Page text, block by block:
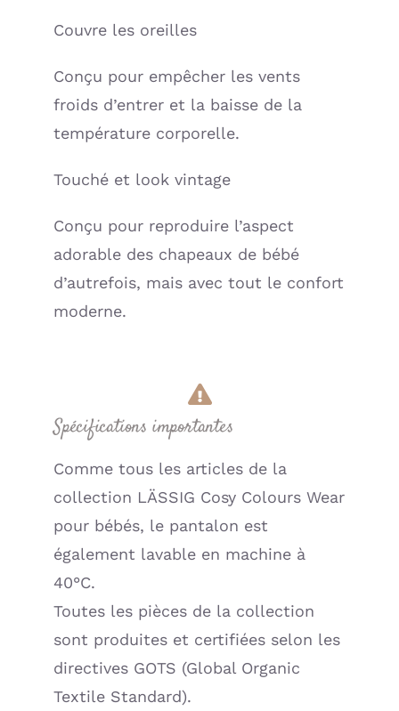
Couvre les oreilles
Conçu pour empêcher les vents
froids d’entrer et la baisse de la
température corporelle.
Touché et look vintage
Conçu pour reproduire l’aspect
adorable des chapeaux de bébé
d’autrefois, mais avec tout le confort
moderne.
Spécifications importantes
Comme tous les articles de la
collection LÄSSIG Cosy Colours Wear
pour bébés, le pantalon est
également lavable en machine à
40°C.
Toutes les pièces de la collection
sont produites et certifiées selon les
directives GOTS (Global Organic
Textile Standard).